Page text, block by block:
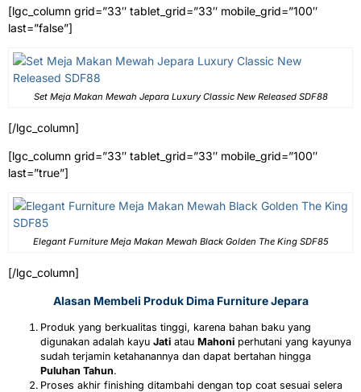
[lgc_column grid=”33″ tablet_grid=”33″ mobile_grid=”100″
last=”false”]
Set Meja Makan Mewah Jepara Luxury Classic New Released SDF88
[/lgc_column]
[lgc_column grid=”33″ tablet_grid=”33″ mobile_grid=”100″
last=”true”]
Elegant Furniture Meja Makan Mewah Black Golden The King SDF85
[/lgc_column]
Alasan Membeli Produk Dima Furniture Jepara
Produk yang berkualitas tinggi, karena bahan baku yang
digunakan adalah kayu Jati atau Mahoni perhutani yang kayunya
sudah terjamin ketahanannya dan dapat bertahan hingga
Puluhan Tahun.
Proses akhir finishing ditambahi dengan top coat sesuai selera